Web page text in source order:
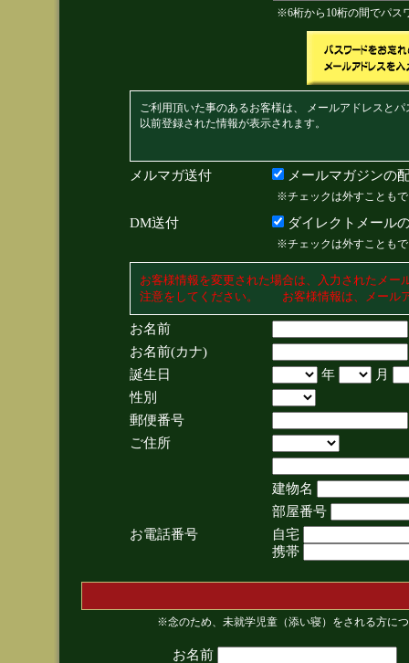
※6桁から10桁の間でパス
ご利用頂いた事のあるお客様は、 メールアドレスと
以前登録された情報が表示されます。
メルマガ送付 メールマガジンの
※チェックは外すことも
DM送付 ダイレクトメール
※チェックは外すことも
お客様情報を変更された場合は、入力されたメ
注意をしてください。 お客様情報は、メール
お名前
お名前(カナ)
誕生日
年
月
性別
郵便番号
ご住所
建物名
部屋番号
お電話番号
自宅
携帯
※念のため、未就学児童（添い寝）をされる方に
お名前